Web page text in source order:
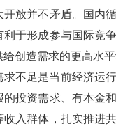
开放并不矛盾。国内
利于形成参与国际竞
创造需求的更高水平
求不足是当前经济运
的投资需求、有本金
入群体，扎实推进